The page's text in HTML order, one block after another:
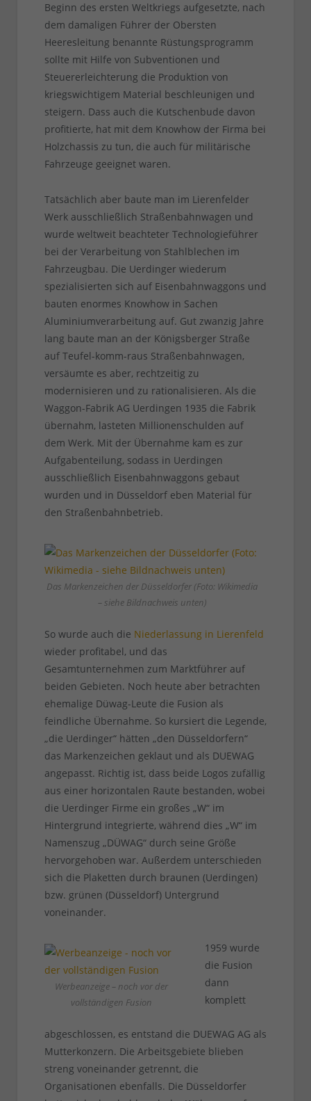
Beginn des ersten Weltkriegs aufgesetzte, nach
dem damaligen Führer der Obersten
Heeresleitung benannte Rüstungsprogramm
sollte mit Hilfe von Subventionen und
Steuererleichterung die Produktion von
kriegswichtigem Material beschleunigen und
steigern. Dass auch die Kutschenbude davon
profitierte, hat mit dem Knowhow der Firma bei
Holzchassis zu tun, die auch für militärische
Fahrzeuge geeignet waren.
Tatsächlich aber baute man im Lierenfelder
Werk ausschließlich Straßenbahnwagen und
wurde weltweit beachteter Technologieführer
bei der Verarbeitung von Stahlblechen im
Fahrzeugbau. Die Uerdinger wiederum
spezialisierten sich auf Eisenbahnwaggons und
bauten enormes Knowhow in Sachen
Aluminiumverarbeitung auf. Gut zwanzig Jahre
lang baute man an der Königsberger Straße
auf Teufel-komm-raus Straßenbahnwagen,
versäumte es aber, rechtzeitig zu
modernisieren und zu rationalisieren. Als die
Waggon-Fabrik AG Uerdingen 1935 die Fabrik
übernahm, lasteten Millionenschulden auf
dem Werk. Mit der Übernahme kam es zur
Aufgabenteilung, sodass in Uerdingen
ausschließlich Eisenbahnwaggons gebaut
wurden und in Düsseldorf eben Material für
den Straßenbahnbetrieb.
Das Markenzeichen der Düsseldorfer (Foto: Wikimedia
– siehe Bildnachweis unten)
So wurde auch die Niederlassung in Lierenfeld
wieder profitabel, und das
Gesamtunternehmen zum Marktführer auf
beiden Gebieten. Noch heute aber betrachten
ehemalige Düwag-Leute die Fusion als
feindliche Übernahme. So kursiert die Legende,
„die Uerdinger“ hätten „den Düsseldorfern“
das Markenzeichen geklaut und als DUEWAG
angepasst. Richtig ist, dass beide Logos zufällig
aus einer horizontalen Raute bestanden, wobei
die Uerdinger Firme ein großes „W“ im
Hintergrund integrierte, während dies „W“ im
Namenszug „DÜWAG“ durch seine Größe
hervorgehoben war. Außerdem unterschieden
sich die Plaketten durch braunen (Uerdingen)
bzw. grünen (Düsseldorf) Untergrund
voneinander.
Werbeanzeige – noch vor der
vollständigen Fusion
1959 wurde
die Fusion
dann
komplett
abgeschlossen, es entstand die DUEWAG AG als
Mutterkonzern. Die Arbeitsgebiete blieben
streng voneinander getrennt, die
Organisationen ebenfalls. Die Düsseldorfer